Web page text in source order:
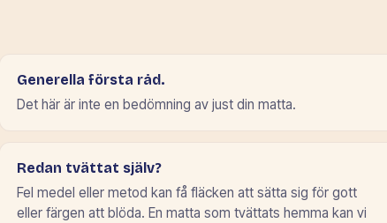
Generella första råd.
Det här är inte en bedömning av just din matta.
Redan tvättat själv?
Fel medel eller metod kan få fläcken att sätta sig för gott
eller färgen att blöda. En matta som tvättats hemma kan vi